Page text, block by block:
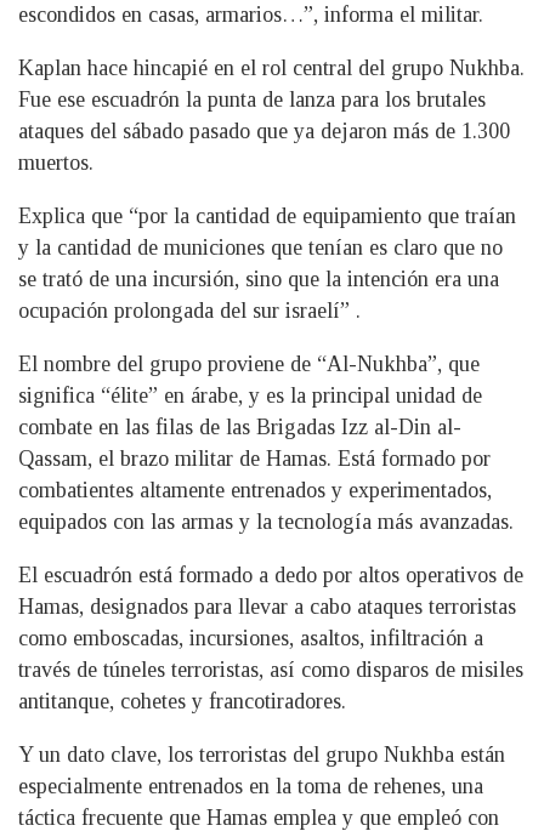
escondidos en casas, armarios…”, informa el militar.
Kaplan hace hincapié en el rol central del grupo Nukhba.
Fue ese escuadrón la punta de lanza para los brutales
ataques del sábado pasado que ya dejaron más de 1.300
muertos.
Explica que “por la cantidad de equipamiento que traían
y la cantidad de municiones que tenían es claro que no
se trató de una incursión, sino que la intención era una
ocupación prolongada del sur israelí” .
El nombre del grupo proviene de “Al-Nukhba”, que
significa “élite” en árabe, y es la principal unidad de
combate en las filas de las Brigadas Izz al-Din al-
Qassam, el brazo militar de Hamas. Está formado por
combatientes altamente entrenados y experimentados,
equipados con las armas y la tecnología más avanzadas.
El escuadrón está formado a dedo por altos operativos de
Hamas, designados para llevar a cabo ataques terroristas
como emboscadas, incursiones, asaltos, infiltración a
través de túneles terroristas, así como disparos de misiles
antitanque, cohetes y francotiradores.
Y un dato clave, los terroristas del grupo Nukhba están
especialmente entrenados en la toma de rehenes, una
táctica frecuente que Hamas emplea y que empleó con